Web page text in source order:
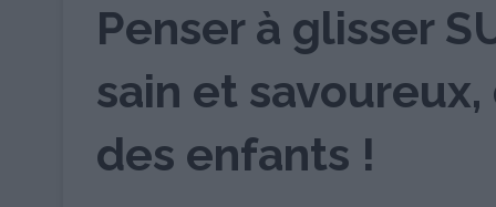
Penser à glisser
sain et
des enfants !